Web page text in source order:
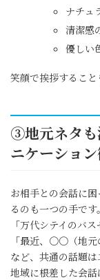
ナチュ
清潔感
優しい
笑顔で挨拶すること
③地元ネタも
ニケーショ
お相手との会話に
るのも一つの手です。
「万代シテイのバ
「最近、〇〇（地
など、共通の話題は
地域に根差した会